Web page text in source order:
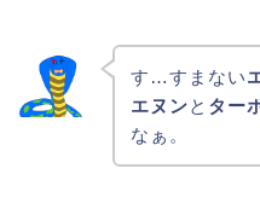
す…すまない
エヌンと ター
なぁ。